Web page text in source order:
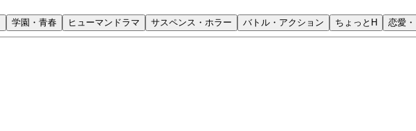
学園・青春 ヒューマンドラマ サスペンス・ホラー バトル・アクション ちょっとH 恋愛